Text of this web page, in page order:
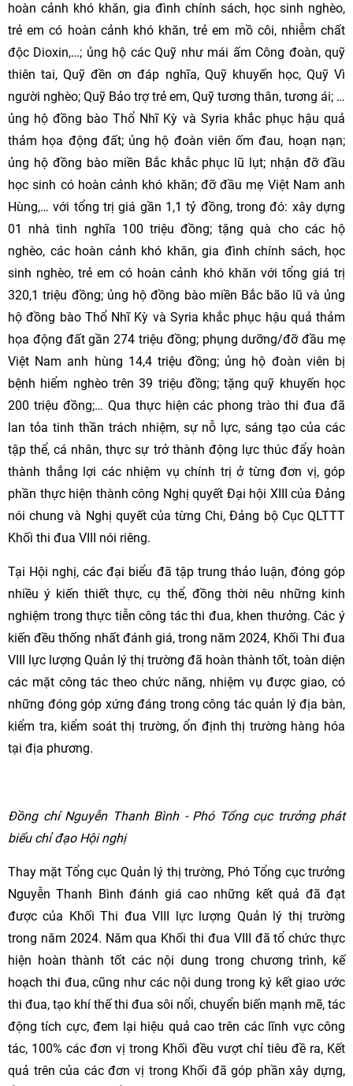
hoàn cảnh khó khăn, gia đình chính sách, học sinh nghèo,
trẻ em có hoàn cảnh khó khăn, trẻ em mồ côi, nhiễm chất
độc Dioxin,…; ủng hộ các Quỹ như mái ấm Công đoàn, quỹ
thiên tai, Quỹ đền ơn đáp nghĩa, Quỹ khuyến học, Quỹ Vì
người nghèo; Quỹ Bảo trợ trẻ em, Quỹ tương thân, tương ái; …
ủng hộ đồng bào Thổ Nhĩ Kỳ và Syria khắc phục hậu quả
thảm họa động đất; ủng hộ đoàn viên ốm đau, hoạn nạn;
ủng hộ đồng bào miền Bắc khắc phục lũ lụt; nhận đỡ đầu
học sinh có hoàn cảnh khó khăn; đỡ đầu mẹ Việt Nam anh
Hùng,… với tổng trị giá gần 1,1 tỷ đồng, trong đó: xây dựng
01 nhà tình nghĩa 100 triệu đồng; tặng quà cho các hộ
nghèo, các hoàn cảnh khó khăn, gia đình chính sách, học
sinh nghèo, trẻ em có hoàn cảnh khó khăn với tổng giá trị
320,1 triệu đồng; ủng hộ đồng bào miền Bắc bão lũ và ủng
hộ đồng bào Thổ Nhĩ Kỳ và Syria khắc phục hậu quả thảm
họa động đất gần 274 triệu đồng; phụng dưỡng/đỡ đầu mẹ
Việt Nam anh hùng 14,4 triệu đồng; ủng hộ đoàn viên bị
bệnh hiểm nghèo trên 39 triệu đồng; tặng quỹ khuyến học
200 triệu đồng;… Qua thực hiện các phong trào thi đua đã
lan tỏa tinh thần trách nhiệm, sự nỗ lực, sáng tạo của các
tập thể, cá nhân, thực sự trở thành động lực thúc đẩy hoàn
thành thắng lợi các nhiệm vụ chính trị ở từng đơn vị, góp
phần thực hiện thành công Nghị quyết Đại hội XIII của Đảng
nói chung và Nghị quyết của từng Chi, Đảng bộ Cục QLTTT
Khối thi đua VIII nói riêng.
Tại Hội nghị, các đại biểu đã tập trung thảo luận, đóng góp
nhiều ý kiến thiết thực, cụ thể, đồng thời nêu những kinh
nghiệm trong thực tiễn công tác thi đua, khen thưởng. Các ý
kiến đều thống nhất đánh giá, trong năm 2024, Khối Thi đua
VIII lực lượng Quản lý thị trường đã hoàn thành tốt, toàn diện
các mặt công tác theo chức năng, nhiệm vụ được giao, có
những đóng góp xứng đáng trong công tác quản lý địa bàn,
kiểm tra, kiểm soát thị trường, ổn định thị trường hàng hóa
tại địa phương.
Đồng chí Nguyễn Thanh Bình - Phó Tổng cục trưởng phát
biểu chỉ đạo Hội nghị
Thay mặt Tổng cục Quản lý thị trường, Phó Tổng cục trưởng
Nguyễn Thanh Bình đánh giá cao những kết quả đã đạt
được của Khối Thi đua VIII lực lượng Quản lý thị trường
trong năm 2024. Năm qua Khối thi đua VIII đã tổ chức thực
hiện hoàn thành tốt các nội dung trong chương trình, kế
hoạch thi đua, cũng như các nội dung trong ký kết giao ước
thi đua, tạo khí thế thi đua sôi nổi, chuyển biến mạnh mẽ, tác
động tích cực, đem lại hiệu quả cao trên các lĩnh vực công
tác, 100% các đơn vị trong Khối đều vượt chỉ tiêu đề ra, Kết
quả trên của các đơn vị trong Khối đã góp phần xây dựng,